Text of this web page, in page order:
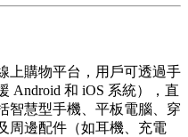
上購物平台，用戶可透過手
Android 和 iOS 系統），直
智慧型手機、平板電腦、穿
周邊配件（如耳機、充電